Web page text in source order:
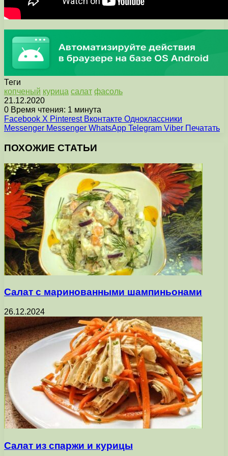
Теги
копченый курица салат фасоль
21.12.2020
0 Время чтения: 1 минута
Facebook X Pinterest Вконтакте Одноклассники
Messenger Messenger WhatsApp Telegram Viber Печатать
ПОХОЖИЕ СТАТЬИ
Салат с маринованными шампиньонами
26.12.2024
Салат из спаржи и курицы